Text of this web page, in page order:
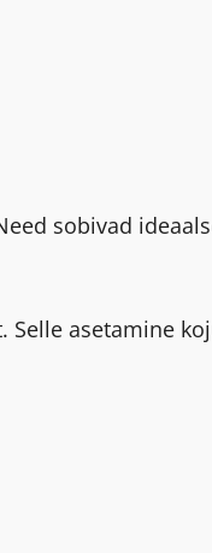
sobivad
Selle asetamine